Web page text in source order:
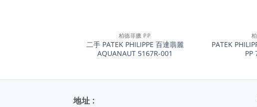
柏德菲臘 PP
二手 PATEK PHILIPPE 百達翡麗
AQUANAUT 5167R-001
PATEK
PP
地址 :